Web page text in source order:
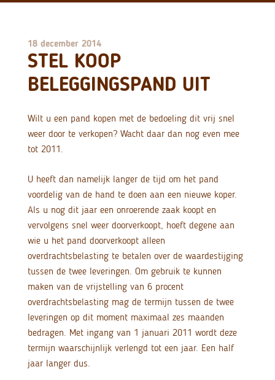
18 december 2014
STEL KOOP
BELEGGINGSPAND UIT
Wilt u een pand kopen met de bedoeling dit vrij snel
weer door te verkopen? Wacht daar dan nog even mee
tot 2011.
U heeft dan namelijk langer de tijd om het pand
voordelig van de hand te doen aan een nieuwe koper.
Als u nog dit jaar een onroerende zaak koopt en
vervolgens snel weer doorverkoopt, hoeft degene aan
wie u het pand doorverkoopt alleen
overdrachtsbelasting te betalen over de waardestijging
tussen de twee leveringen. Om gebruik te kunnen
maken van de vrijstelling van 6 procent
overdrachtsbelasting mag de termijn tussen de twee
leveringen op dit moment maximaal zes maanden
bedragen. Met ingang van 1 januari 2011 wordt deze
termijn waarschijnlijk verlengd tot een jaar. Een half
jaar langer dus.